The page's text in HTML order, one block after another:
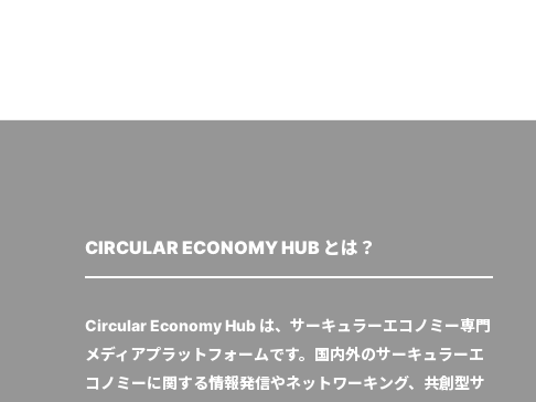
CIRCULAR ECONOMY HUB とは？
Circular Economy Hub は、サーキュラーエコノミー専門
メディアプラットフォームです。国内外のサーキュラーエ
コノミーに関する情報発信やネットワーキング、共創型サ